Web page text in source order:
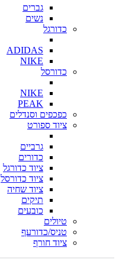
גברים
נשים
כדורגל
ADIDAS
NIKE
כדורסל
NIKE
PEAK
כפכפים וסנדלים
ציוד ספורט
גרביים
כדורים
ציוד כדורגל
ציוד כדורסל
ציוד שחיה
תיקים
כובעים
טיולים
טניס/כדורעף
ציוד חורף